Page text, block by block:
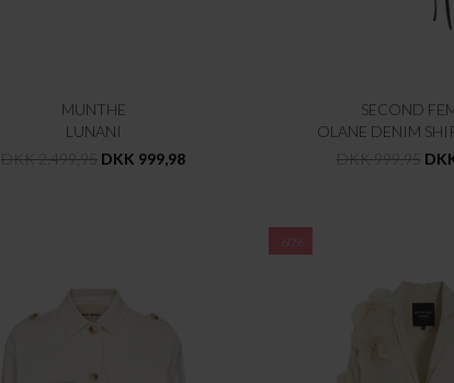
MUNTHE
LUNANI
DKK 2.499,95 DKK 999,98
SECOND
OLANE DENIM
DKK 999,95
-60%